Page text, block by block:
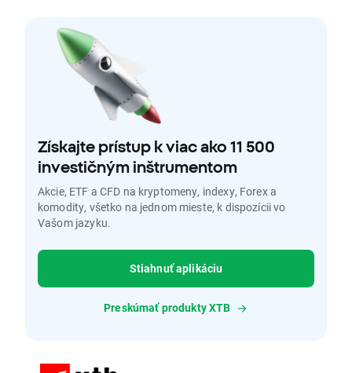
Získajte prístup k viac ako 11 500
investičným inštrumentom
Akcie, ETF a CFD na kryptomeny, indexy, Forex a
komodity, všetko na jednom mieste, k dispozícii vo
Vašom jazyku.
Stiahnuť aplikáciu
Preskúmať produkty XTB